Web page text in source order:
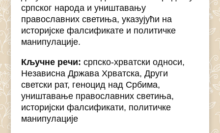
српског народа и уништавању
православних светиња, указујући на
историјске фалсификате и политичке
манипулације.
Кључне речи: српско-хрватски односи,
Независна Држава Хрватска, Други
светски рат, геноцид над Србима,
уништавање православних светиња,
историјски фалсификати, политичке
манипулације